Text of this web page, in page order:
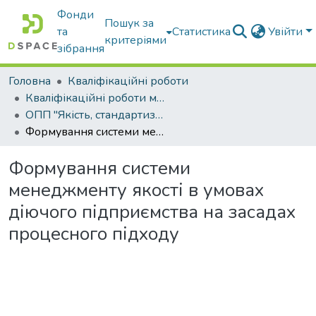
Фонди
та
зібрання
Пошук за
критеріями
Статистика Увійти
Головна
Кваліфікаційні роботи
Кваліфікаційні роботи магістрів
ОПП "Якість, стандартизація та сертифікація"
Формування системи менеджменту якості в умовах діючого підприємства на засадах процесного підходу
Формування системи
менеджменту якості в умовах
діючого підприємства на засадах
процесного підходу